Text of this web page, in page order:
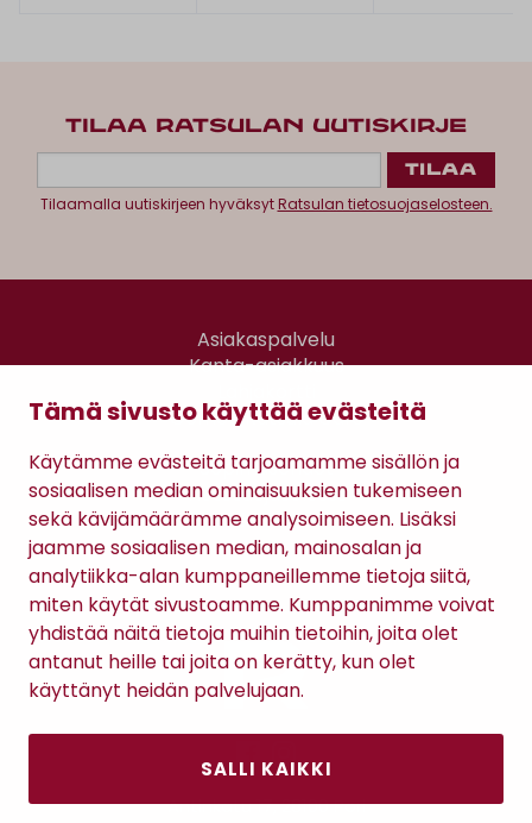
Tämä sivusto käyttää evästeitä
Käytämme evästeitä tarjoamamme sisällön ja
sosiaalisen median ominaisuuksien tukemiseen
sekä kävijämäärämme analysoimiseen. Lisäksi
jaamme sosiaalisen median, mainosalan ja
analytiikka-alan kumppaneillemme tietoja siitä,
miten käytät sivustoamme. Kumppanimme voivat
yhdistää näitä tietoja muihin tietoihin, joita olet
antanut heille tai joita on kerätty, kun olet
käyttänyt heidän palvelujaan.
SALLI KAIKKI
TILAA RATSULAN UUTISKIRJE
Tilaamalla uutiskirjeen hyväksytRatsulan tietosuojaselosteen.
Asiakaspalvelu
Kanta-asiakkuus
Gomee Ratsula Café
Antinkatu 17, 28100 Pori
Sopimusehdot
Tietosuojaseloste
Maksutavat